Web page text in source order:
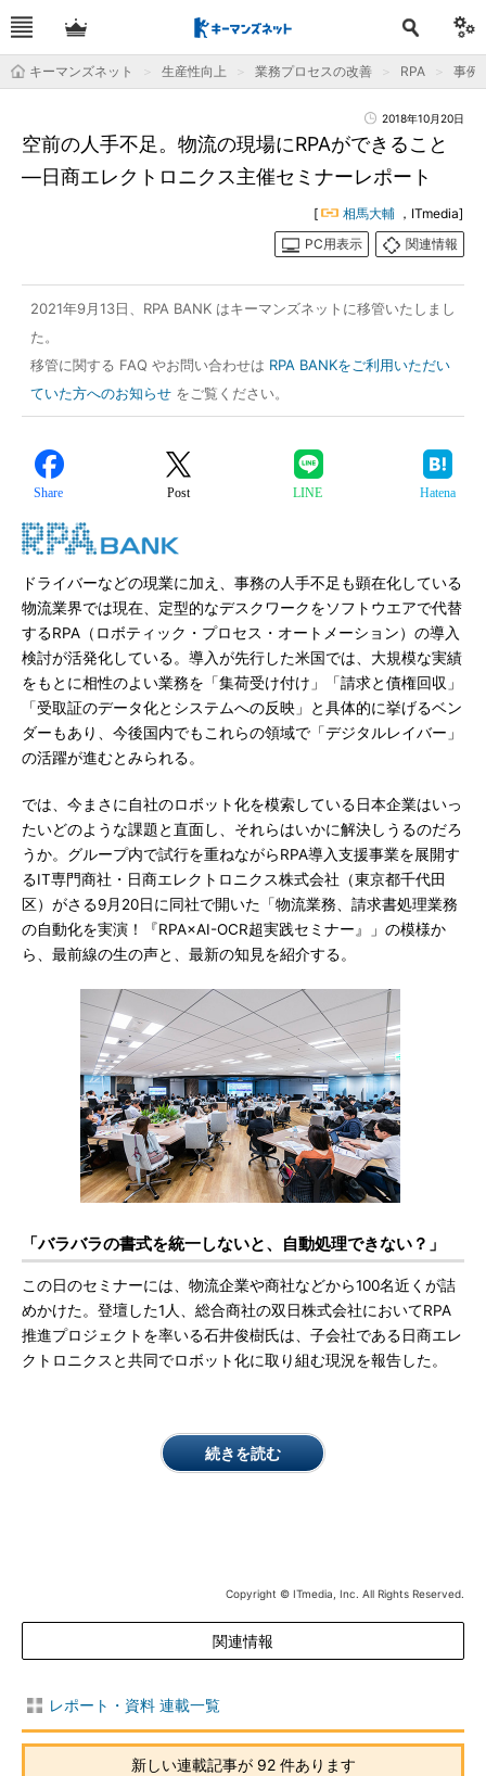
キーマンズネット 生産性向上 業務プロセスの改善 RPA 事例
2018年10月20日
空前の人手不足。物流の現場にRPAができること
―日商エレクトロニクス主催セミナーレポート
[ 相馬大輔 ，ITmedia]
PC用表示
関連情報
2021年9月13日、RPA BANK はキーマンズネットに移管いたしまし
た。
移管に関する FAQ やお問い合わせは RPA BANKをご利用いただい
ていた方へのお知らせ をご覧ください。
Share Post LINE Hatena
ドライバーなどの現業に加え、事務の人手不足も顕在化している
物流業界では現在、定型的なデスクワークをソフトウエアで代替
するRPA（ロボティック・プロセス・オートメーション）の導入
検討が活発化している。導入が先行した米国では、大規模な実績
をもとに相性のよい業務を「集荷受け付け」「請求と債権回収」
「受取証のデータ化とシステムへの反映」と具体的に挙げるベン
ダーもあり、今後国内でもこれらの領域で「デジタルレイバー」
の活躍が進むとみられる。
では、今まさに自社のロボット化を模索している日本企業はいっ
たいどのような課題と直面し、それらはいかに解決しうるのだろ
うか。グループ内で試行を重ねながらRPA導入支援事業を展開す
るIT専門商社・日商エレクトロニクス株式会社（東京都千代田
区）がさる9月20日に同社で開いた「物流業務、請求書処理業務
の自動化を実演！『RPA×AI-OCR超実践セミナー』」の模様か
ら、最前線の生の声と、最新の知見を紹介する。
「バラバラの書式を統一しないと、自動処理できない？」
この日のセミナーには、物流企業や商社などから100名近くが詰
めかけた。登壇した1人、総合商社の双日株式会社においてRPA
推進プロジェクトを率いる石井俊樹氏は、子会社である日商エレ
クトロニクスと共同でロボット化に取り組む現況を報告した。
続きを読む
Copyright © ITmedia, Inc. All Rights Reserved.
関連情報
レポート・資料 連載一覧
新しい連載記事が 92 件あります